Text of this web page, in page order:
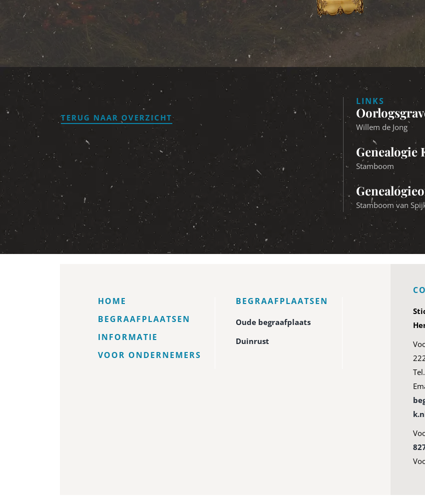
TERUG NAAR OVERZICHT
LINKS
Willem de Jong
Stamboom
Stamboom van
HOME
BEGRAAFPLAATSEN
INFORMATIE
VOOR ONDERNEMERS
BEGRAAFPLAATSEN
Oude begraafplaats
Duinrust
Tel.